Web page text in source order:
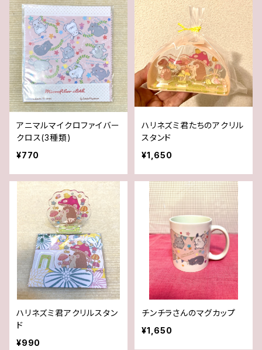
アニマルマイクロファイバー
クロス(3種類)
¥770
ハリネズミ君たちのアクリル
スタンド
¥1,650
ハリネズミ君アクリルスタン
ド
¥990
チンチラさんのマグカップ
¥1,650